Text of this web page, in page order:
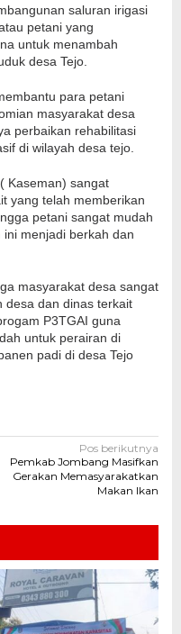
saluran irigasi
petani yang
untuk menambah
desa Tejo.
para petani
masyarakat desa
perbaikan rehabilitasi
di wilayah desa tejo.
Kaseman) sangat
yang telah memberikan
petani sangat mudah
menjadi berkah dan
masyarakat desa sangat
desa dan dinas terkait
P3TGAI guna
untuk perairan di
padi di desa Tejo
Pos berikutnya
Pemkab Jombang Masifkan
Gerakan Memasyarakatkan
Makan Ikan